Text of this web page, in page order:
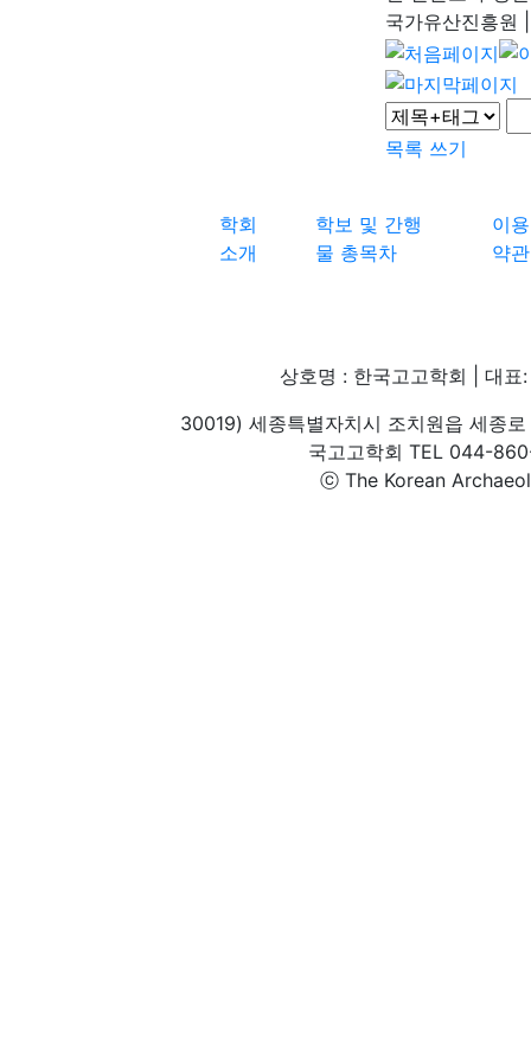
국가유산진흥원
목록 쓰기
학회
소개
학보 및 간행
물 총목차
이용
약관
상호명 : 한국고고학회 | 대
30019) 세종특별자치시 조치원읍 세종
국고고학회 TEL 044-
ⓒ The Korean